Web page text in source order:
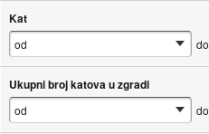
Kat
do
Ukupni broj katova u zgradi
do